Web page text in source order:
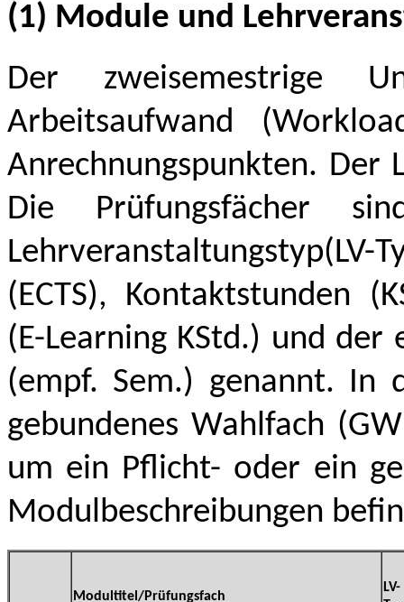
(1) Module und
Der zweisemestrige
Arbeitsaufwand
Anrechnungspunkten.
Die Prüfungsfächer
(ECTS), Kontaktstunden
(E-Learning KStd.) und
(empf. Sem.) genannt. In
gebundenes Wahlfach
um ein Pflicht- oder ein
Modulbeschreibungen
Modultitel/Prüfungsfach
LV-